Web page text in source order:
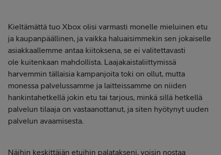
Kieltämättä tuo Xbox olisi varmasti monelle mieluinen etu
ja kaupanpäällinen, ja vaikka haluaisimmekin sen jokaiselle
asiakkaallemme antaa kiitoksena, se ei valitettavasti
ole kuitenkaan mahdollista. Laajakaistaliittymissä
harvemmin tällaisia kampanjoita toki on ollut, mutta
monessa palvelussamme ja laitteissamme on niiden
hankintahetkellä jokin etu tai tarjous, minkä sillä hetkellä
palvelun tilaaja on vastaanottanut, ja siten hyötynyt uuden
palvelun avaamisesta.
Näihin keskittäjän etuihin palatakseni, voisin nostaa